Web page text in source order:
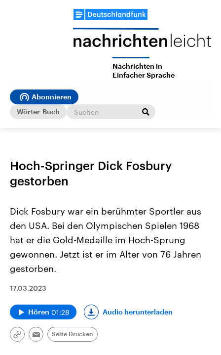
Nachrichten in
Einfacher Sprache
Abonnieren
Wörter-Buch
Hoch-Springer Dick Fosbury
gestorben
Dick Fosbury war ein berühmter Sportler aus
den USA. Bei den Olympischen Spielen 1968
hat er die Gold-Medaille im Hoch-Sprung
gewonnen. Jetzt ist er im Alter von 76 Jahren
gestorben.
17.03.2023
Hören 01:28 Audio herunterladen
Link
Email
Seite Drucken